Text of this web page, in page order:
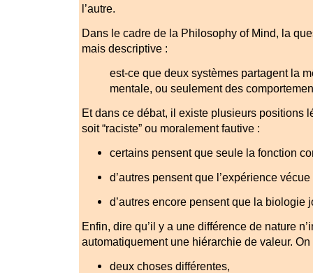
l’autre.
Dans le cadre de la Philosophy of Mind, la
mais descriptive :
est-ce que deux systèmes partagent la
mentale, ou seulement des
Et dans ce débat, il existe plusieurs positions
soit “raciste” ou moralement fautive :
certains pensent que seule la fonction
d’autres pensent que l’expérience
d’autres encore pensent que la biologie
Enfin, dire qu’il y a une différence de nature
automatiquement une hiérarchie de valeur.
deux choses différentes,